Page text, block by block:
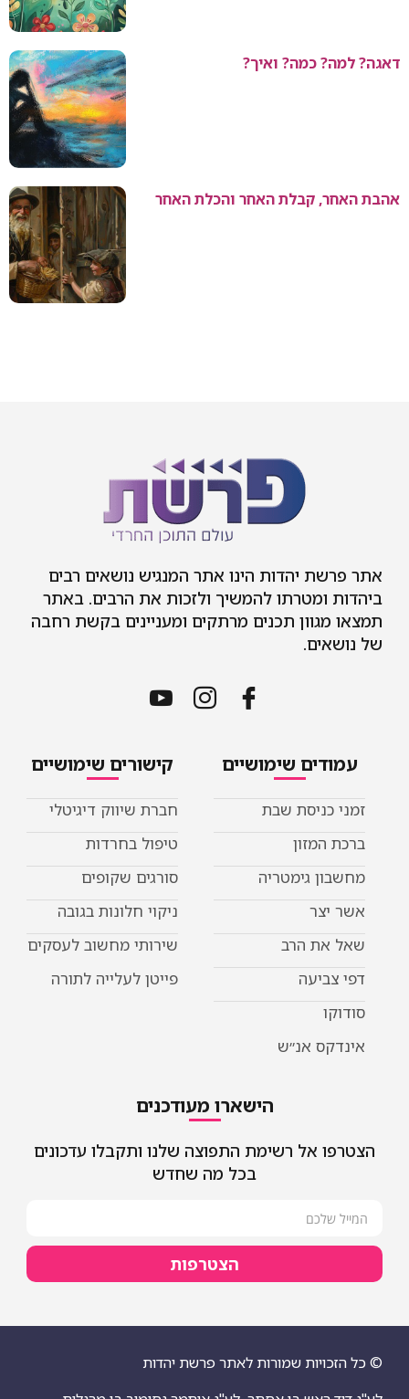
דאגה? למה? כמה? ואיך?
אהבת האחר, קבלת האחר והכלת האחר
אתר פרשת יהדות הינו אתר המנגיש נושאים רבים
ביהדות ומטרתו להמשיך ולזכות את הרבים. באתר
תמצאו מגוון תכנים מרתקים ומעניינים בקשת רחבה
של נושאים.
עמודים שימושיים
זמני כניסת שבת
ברכת המזון
מחשבון גימטריה
אשר יצר
שאל את הרב
דפי צביעה
סודוקו
אינדקס אנ״ש
קישורים שימושיים
חברת שיווק דיגיטלי
טיפול בחרדות
סורגים שקופים
ניקוי חלונות בגובה
שירותי מחשוב לעסקים
פייטן לעלייה לתורה
הישארו מעודכנים
הצטרפו אל רשימת התפוצה שלנו ותקבלו עדכונים
בכל מה שחדש
הצטרפות
© כל הזכויות שמורות לאתר פרשת יהדות